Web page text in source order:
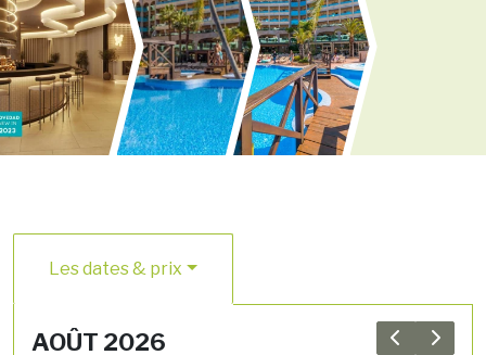
Les dates & prix
AOÛT 2026